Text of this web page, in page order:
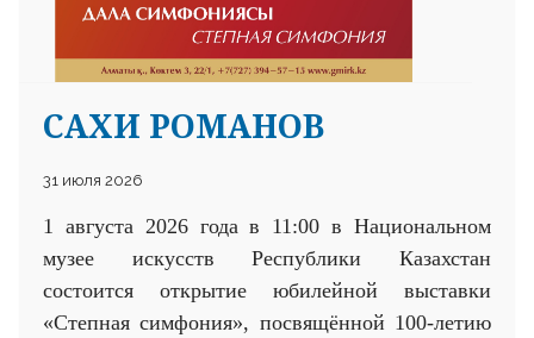
САХИ РОМАНОВ
31 июля 2026
1 августа 2026 года в 11:00 в Национальном
музее искусств Республики Казахстан
состоится открытие юбилейной выставки
«Степная симфония», посвящённой 100-летию